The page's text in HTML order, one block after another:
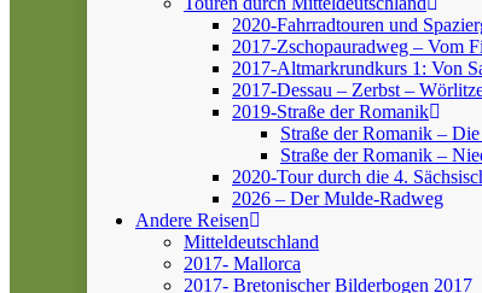
2020-Fahrradtouren und
2017-Zschopauradweg – Vom
2017-Altmarkrundkurs 1: Von
2017-Dessau – Zerbst –
2019-Straße der Romanik
Straße der Romanik –
Straße der Romanik –
2020-Tour durch die 4.
2026 – Der Mulde-Radweg
Andere Reisen
Mitteldeutschland
2017- Mallorca
2017- Bretonischer Bilderbogen 2017